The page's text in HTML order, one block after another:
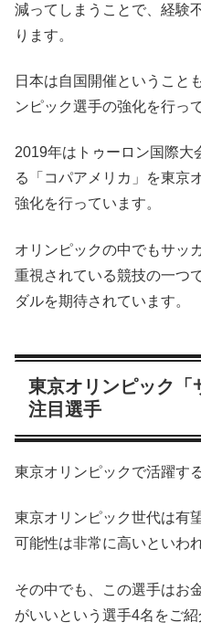
減ってしまうことで、経験
ります。
日本は自国開催ということ
ンピック選手の強化を行っ
2019年はトゥーロン国際大
る「コパアメリカ」を東京
強化を行っています。
オリンピックの中でもサッ
重視されている競技の一つ
ダルを期待されています。
東京オリンピック「
注目選手
東京オリンピックで活躍す
東京オリンピック世代は有
可能性は非常に高いといわ
その中でも、この選手はお
がいいという選手4名をご紹